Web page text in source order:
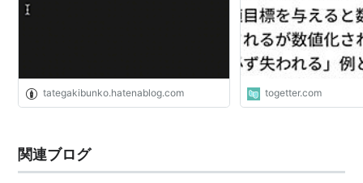
ついて - anti scroll
tategakibunko.hatenablog.com
キツい
togetter.com
関連ブログ